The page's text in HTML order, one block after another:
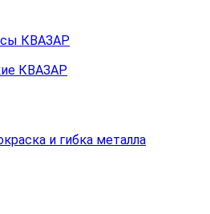
КВАЗАР
КВАЗАР
и гибка металла